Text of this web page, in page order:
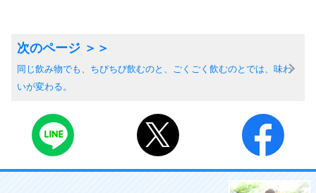
同じ飲み物でも、ちびちび飲むのと、ごくごく飲むのとでは、味わ
いが変わる。